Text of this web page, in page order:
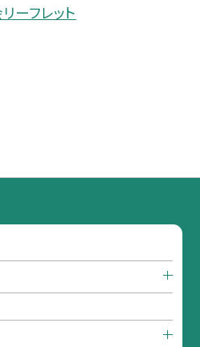
ーフレット